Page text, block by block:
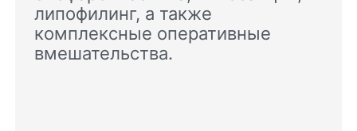
липофилинг, а также
комплексные оперативные
вмешательства.